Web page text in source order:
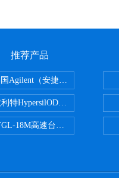
推荐产品
Agilent（安捷伦） PLOT色谱
特HypersilODS2/C18/C8/
18M高速台式冷冻离心机